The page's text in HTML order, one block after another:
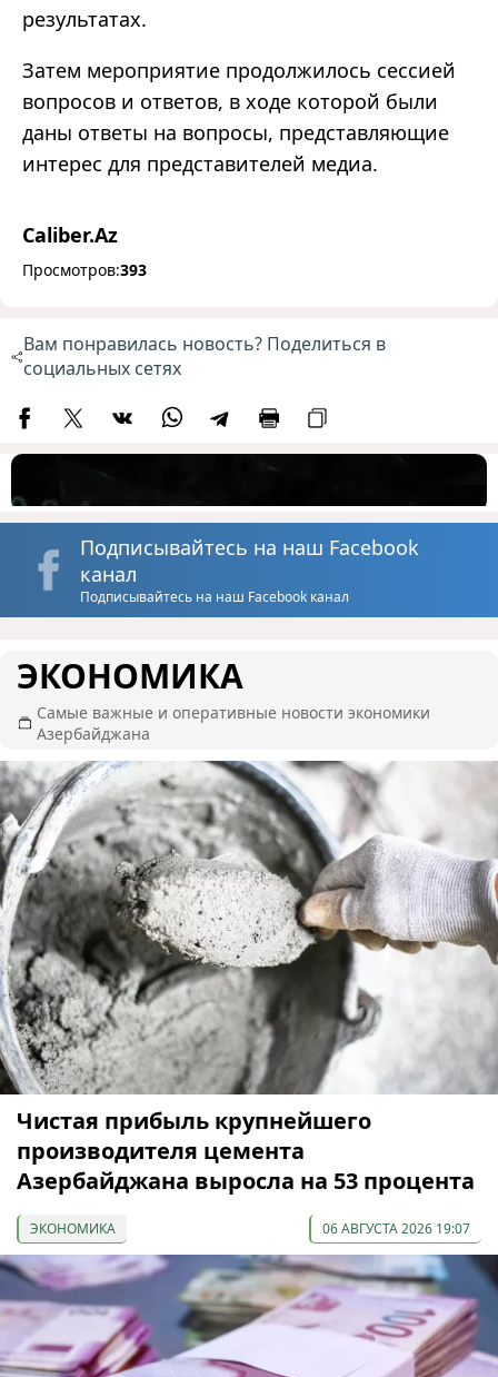
результатах.
Затем мероприятие продолжилось сессией
вопросов и ответов, в ходе которой были
даны ответы на вопросы, представляющие
интерес для представителей медиа.
Caliber.Az
Просмотров:393
Вам понравилась новость? Поделиться в
социальных сетях
Подписывайтесь на наш Facebook
канал
Подписывайтесь на наш Facebook канал
ЭКОНОМИКА
Самые важные и оперативные новости экономики
Азербайджана
Чистая прибыль крупнейшего
производителя цемента
Азербайджана выросла на 53 процента
ЭКОНОМИКА 06 АВГУСТА 2026 19:07